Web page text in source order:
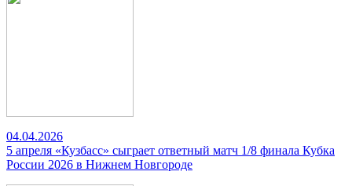
04.04.2026
5 апреля «Кузбасс» сыграет ответный матч 1/8 финала Кубка
России 2026 в Нижнем Новгороде